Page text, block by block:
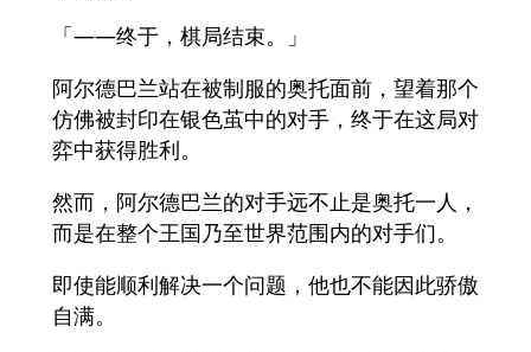
「——终于，棋局结束。」
阿尔德巴兰站在被制服的奥托面前，望着那个
仿佛被封印在银色茧中的对手，终于在这局对
弈中获得胜利。
然而，阿尔德巴兰的对手远不止是奥托一人，
而是在整个王国乃至世界范围内的对手们。
即使能顺利解决一个问题，他也不能因此骄傲
自满。